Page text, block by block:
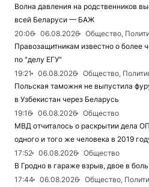
Волна давления на родственников
всей Беларуси — БАЖ
20:06
06.08.2026
Общество,
Правозащитникам известно о более
по "делу ЕГУ"
19:21
06.08.2026
Общество,
Польская таможня не выпустила
в Узбекистан через Беларусь
19:16
06.08.2026
Общество
МВД отчиталось о раскрытии дела
одного и того же человека в 2019
17:52
06.08.2026
Общество
В Гродно в гараже взрыв, двое в
17:44
06.08.2026
Общество,